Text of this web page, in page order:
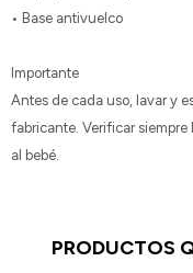
• Base antivuelco
Importante
Antes de cada uso, lavar y
fabricante. Verificar
al bebé.
PRODUCTOS